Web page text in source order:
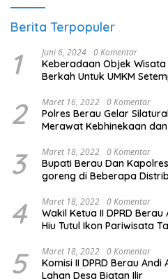
Berita Terpopuler
1 Juni 6, 2024 0 Komentar
Keberadaan Objek
Berkah Untuk UMKM
2 Maret 16, 2022 0 Komentar
Polres Berau Gelar
Merawat Kebhinekaan dan
3 Maret 18, 2022 0 Komentar
Bupati Berau Dan
goreng di Beberapa
4 Maret 18, 2022 0 Komentar
Wakil Ketua II DPRD
Hiu Tutul Ikon Pariwisata
5 Maret 18, 2022 0 Komentar
Komisi II DPRD Berau
Lahan Desa Biatan Ilir